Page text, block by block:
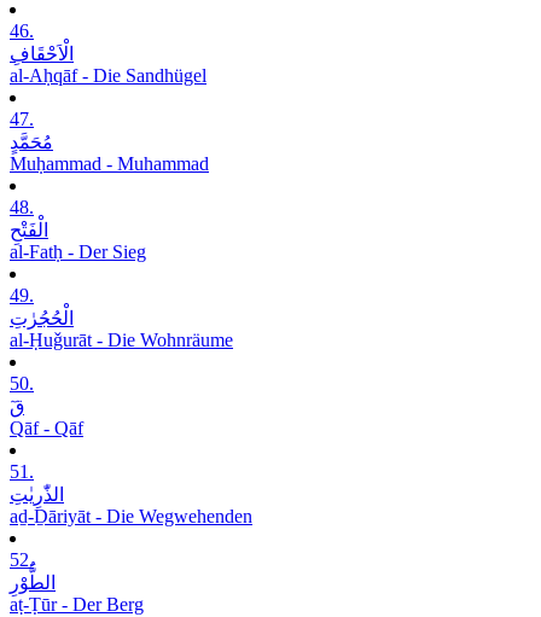
46.
الْاَحْقَافِ
al-Aḥqāf - Die Sandhügel
47.
مُحَمَّدٍ
Muḥammad - Muhammad
48.
الْفَتْحِ
al-Fatḥ - Der Sieg
49.
الْحُجُرٰتِ
al-Ḥuǧurāt - Die Wohnräume
50.
قٓ
Qāf - Qāf
51.
الذّٰرِیٰتِ
aḏ-Ḏāriyāt - Die Wegwehenden
52.
الطُّوْرِ
aṭ-Ṭūr - Der Berg